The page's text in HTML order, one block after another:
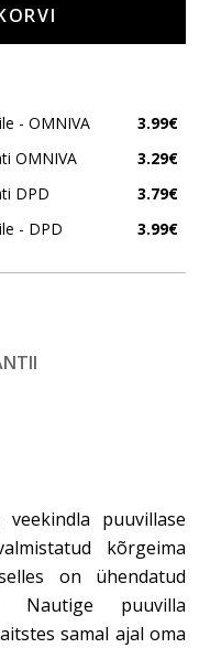
- OMNIVA
3.99€
OMNIVA
3.29€
DPD
3.79€
- DPD
3.99€
puuvillase
kõrgeima
on ühendatud
Nautige puuvilla
samal ajal oma